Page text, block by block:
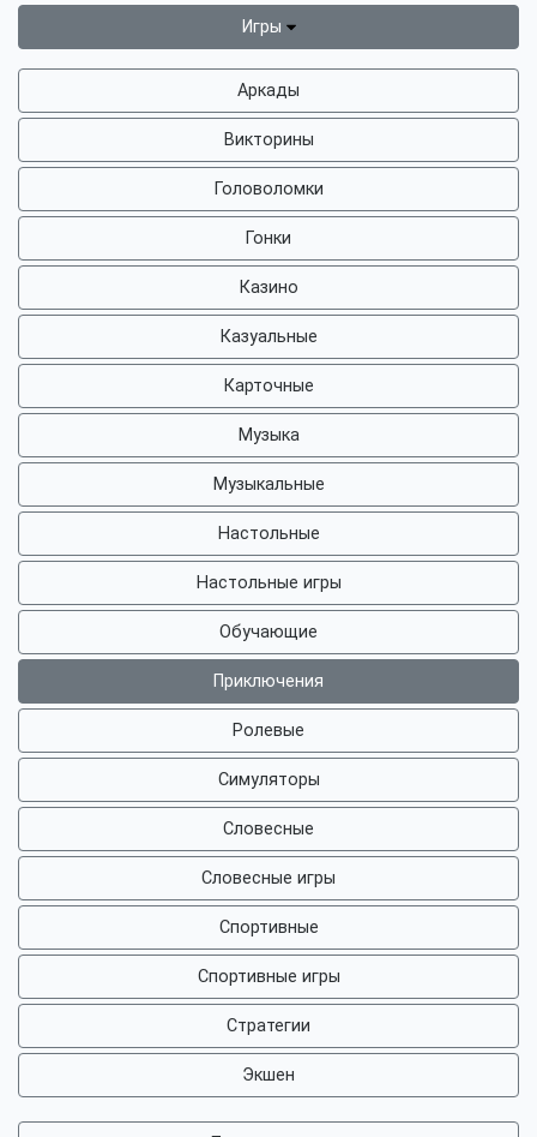
Игры
Аркады
Викторины
Головоломки
Гонки
Казино
Казуальные
Карточные
Музыка
Музыкальные
Настольные
Настольные игры
Обучающие
Приключения
Ролевые
Симуляторы
Словесные
Словесные игры
Спортивные
Спортивные игры
Стратегии
Экшен